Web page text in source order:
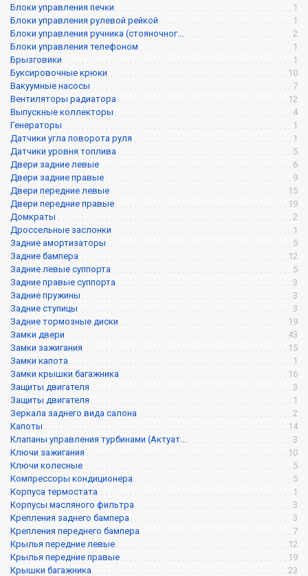
Блоки управления печки
1
Блоки управления рулевой рейкой
1
Блоки управления ручника (стояночног...
2
Блоки управления телефоном
1
Брызговики
1
Буксировочные крюки
10
Вакуумные насосы
7
Вентиляторы радиатора
12
Выпускные коллекторы
4
Генераторы
1
Датчики угла поворота руля
1
Датчики уровня топлива
5
Двери задние левые
6
Двери задние правые
9
Двери передние левые
15
Двери передние правые
19
Домкраты
2
Дроссельные заслонки
1
Задние амортизаторы
5
Задние бампера
12
Задние левые суппорта
5
Задние правые суппорта
3
Задние пружины
3
Задние ступицы
3
Задние тормозные диски
19
Замки двери
43
Замки зажигания
15
Замки капота
1
Замки крышки багажника
16
Защиты двигателя
3
Защиты двигателя
1
Зеркала заднего вида салона
2
Капоты
14
Клапаны управления турбинами (Актуат...
3
Ключи зажигания
10
Ключи колесные
5
Компрессоры кондиционера
5
Корпуса термостата
1
Корпусы масляного фильтра
3
Крепления заднего бампера
3
Крепления переднего бампера
7
Крылья передние левые
12
Крылья передние правые
19
Крышки багажника
23